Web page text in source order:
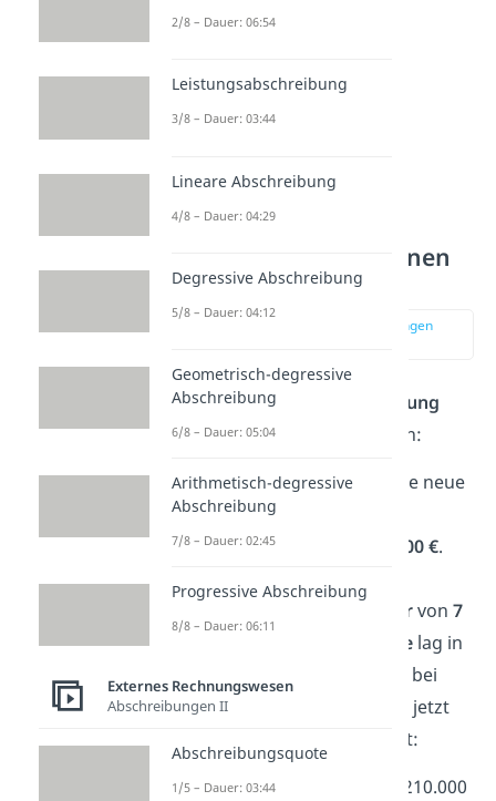
Kalkulatorische
Abschreibung berechnen
— Beispiel
zur Stelle im Video springen
Schauen wir uns die
Berechnung
nochmal an einem
an:
Ein Industriebetrieb kauft eine neue
Poliermaschine mit einem
Anschaffungswert
210.000 €.
Nutzungsdauervon7
Inflationsrate lag in
den letzten Jahren außerdem bei
2 %. Als Erstes berechnest du jetzt
den Wiederbeschaffungswert:
Wiederbeschaffungswert = 210.000
2/8 – Dauer: 06:54
Leistungsabschreibung
3/8 – Dauer: 03:44
Lineare Abschreibung
4/8 – Dauer: 04:29
Degressive Abschreibung
5/8 – Dauer: 04:12
Geometrisch-degressive
Abschreibung
6/8 – Dauer: 05:04
Arithmetisch-degressive
Abschreibung
7/8 – Dauer: 02:45
Progressive Abschreibung
8/8 – Dauer: 06:11
Externes Rechnungswesen
Abschreibungen II
Abschreibungsquote
1/5 – Dauer: 03:44